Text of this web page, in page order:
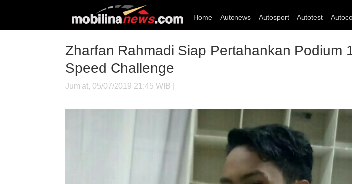
Home Autonews Autosport Autotest
Zharfan Rahmadi Siap Pertahankan Podium
Speed Challenge
Jum'at, 05/07/2019 21:45 WIB |